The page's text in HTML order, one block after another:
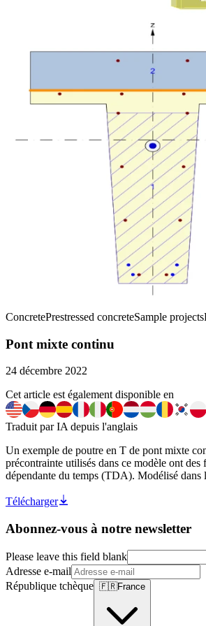
ConcretePrestressed concreteSample projects
Pont mixte continu
24 décembre 2022
Cet article est également disponible en
Traduit par IA depuis l'anglais
Un exemple de poutre en T de pont mixte
précontrainte utilisés dans ce modèle ont
dépendante du temps (TDA). Modélisé dans
Télécharger
Abonnez-vous à notre newsletter
Please leave this field blank
Adresse e-mail
République tchèque 🇫🇷France